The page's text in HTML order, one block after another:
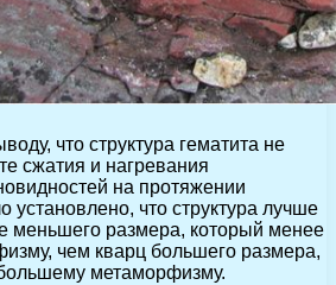
что структура гематита не
сжатия и нагревания
на протяжении
установлено, что структура лучше
меньшего размера, который менее
чем кварц большего размера,
метаморфизму.